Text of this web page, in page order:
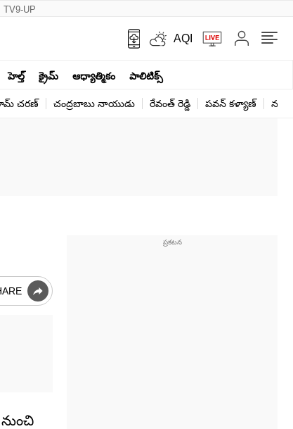
TV9-UP
AQI
హెల్త్‌ క్రైమ్ ఆధ్యాత్మికం పాలిటిక్స్‌
చ‌ర‌ణ్‌ చంద్రబాబు నాయుడు రేవంత్ రెడ్డి పవన్ కళ్యాణ్